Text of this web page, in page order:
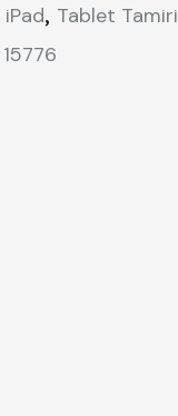
iPad, Tablet Tamiri
15776